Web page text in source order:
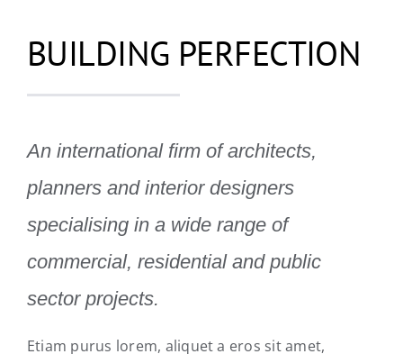
BUILDING PERFECTION
An international firm of architects,
planners and interior designers
specialising in a wide range of
commercial, residential and public
sector projects.
Etiam purus lorem, aliquet a eros sit amet,